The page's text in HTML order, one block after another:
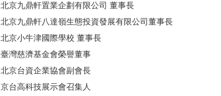
北京九鼎軒置業企劃有限公司 董事長
北京九鼎軒八達嶺生態投資發展有限公司董事長
北京小牛津國際學校 董事長
臺灣慈濟基金會榮譽董事
北京台資企業協會副會長
京台高科技展示會召集人